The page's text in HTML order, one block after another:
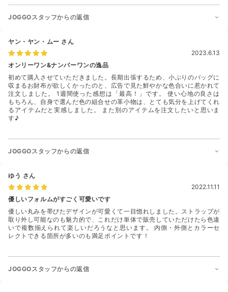
JOGGOスタッフからの返信
ヤン・ヤン・ムー さん
2023.6.13
オンリーワン&ナンバーワンの逸品
初めて購入させていただきました。長期出張するため、小ぶりのバッグに
収まるお財布が欲しくかったのと、広告で見た鮮やかな色合いに惹かれて
注文しました。 1週間使った感想は「最高！」です。 使い心地の良さは
もちろん、自身で選んだ色の組合せの革小物は、とても気分を上げてくれ
るアイテムだと実感しました。 また別のアイテムを注文したいと思いま
す♪
JOGGOスタッフからの返信
ゆう さん
2022.11.11
優しいフォルムがすごく可愛いです
優しい丸みを帯びたデザインが可愛くて一目惚れしました。ストラップが
取り外し可能なのも魅力的で、これだけ単体で販売していただけたら色違
いで複数揃えられて楽しいだろうなと思います。 内側・外側とカラーセ
レクトできる箇所が多いのも満足ポイントです！
JOGGOスタッフからの返信